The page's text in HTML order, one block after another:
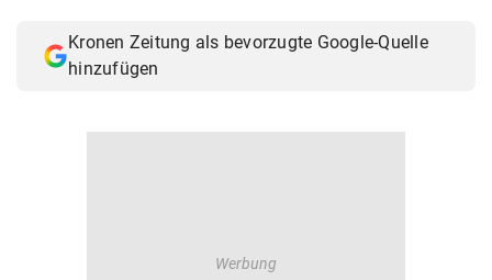
Kronen Zeitung als bevorzugte Google-Quelle
hinzufügen